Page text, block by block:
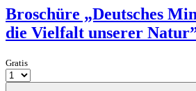
Broschüre „Deutsches
die Vielfalt unserer
Gratis